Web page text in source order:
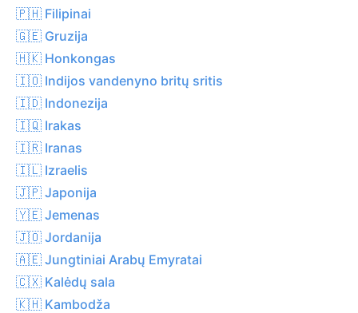
🇵🇭 Filipinai
🇬🇪 Gruzija
🇭🇰 Honkongas
🇮🇴 Indijos vandenyno britų sritis
🇮🇩 Indonezija
🇮🇶 Irakas
🇮🇷 Iranas
🇮🇱 Izraelis
🇯🇵 Japonija
🇾🇪 Jemenas
🇯🇴 Jordanija
🇦🇪 Jungtiniai Arabų Emyratai
🇨🇽 Kalėdų sala
🇰🇭 Kambodža